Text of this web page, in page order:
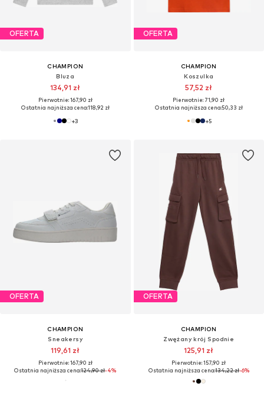
OFERTA
CHAMPION
Bluza
134,91 zł
Pierwotnie: 167,90 zł
Ostatnia najniższa cena:118,92 zł
+3
OFERTA
CHAMPION
Koszulka
57,52 zł
Pierwotnie: 71,90 zł
Ostatnia najniższa cena:50,33 zł
+5
OFERTA
CHAMPION
Sneakersy
119,61 zł
Pierwotnie: 167,90 zł
Ostatnia najniższa cena:124,90 zł-4%
OFERTA
CHAMPION
Zwężany krój Spodnie
125,91 zł
Pierwotnie: 157,90 zł
Ostatnia najniższa cena:134,22 zł-6%